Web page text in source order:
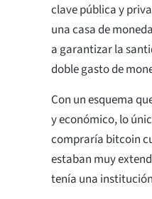
clave pública y
una casa de
a garantizar la
doble gasto de
Con un esquema
y económico, lo
compraría bitcoin
estaban muy
tenía una